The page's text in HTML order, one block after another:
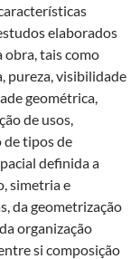
elaborados
obra, tais como
pureza, visibilidade
geométrica,
de usos,
de tipos de
definida a
simetria e
da geometrização
organização
si composição